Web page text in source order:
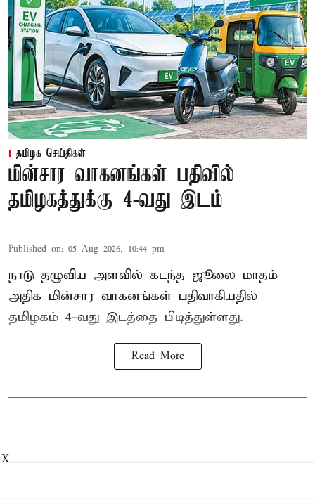
தமிழக செய்திகள்
மின்சார வாகனங்கள் பதிவில்
தமிழகத்துக்கு 4-வது இடம்
Published on: 05 Aug 2026, 10:44 pm
நாடு தழுவிய அளவில் கடந்த ஜூலை மாதம்
அதிக மின்சார வாகனங்கள் பதிவாகியதில்
தமிழகம் 4-வது இடத்தை பிடித்துள்ளது.
Read More
X